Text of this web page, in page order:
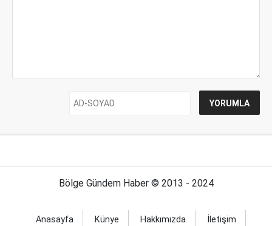
Bölge Gündem Haber © 2013 - 2024
Anasayfa Künye Hakkımızda
İletişim